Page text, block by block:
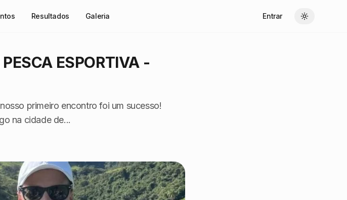
Resultados Galeria Entrar Toggle theme
ESPORTIVA -
primeiro encontro foi um sucesso!
na cidade de...